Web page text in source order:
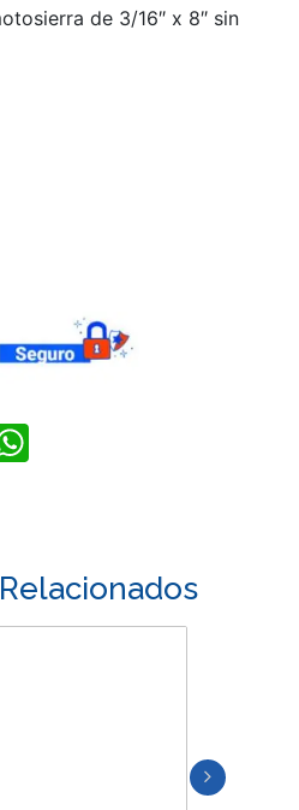
de 3/16″ x 8″ sin
WhatsApp